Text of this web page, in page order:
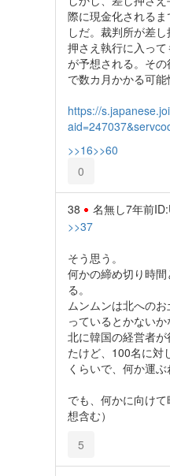
際に現金化される
しだ。裁判所が差
押さえ執行に入っ
が予想される。そ
で数カ月かかる可能
https://
>>16>>60
0
38 名無し7年前
>>37
そう思う。
何かの締め切り時
る。
ムンムンは北への
っているとかない
北に韓国の経営者
たけど、100名に対
くらいで、何か運ぶ
でも、何かに向け
想含む）
5